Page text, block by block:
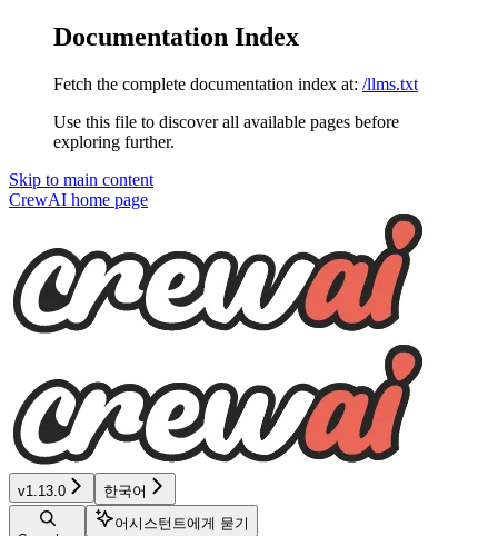
Documentation Index
Fetch the complete documentation index at: /llms.txt
Use this file to discover all available pages before
exploring further.
Skip to main content
CrewAI home page
v1.13.0 한국어
어시스턴트에게 묻기